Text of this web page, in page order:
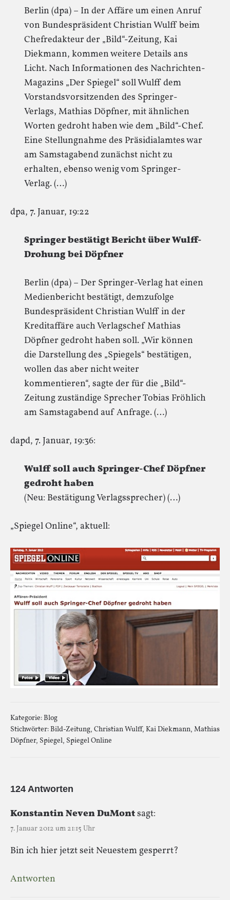
Berlin (dpa) – In der Affäre um einen Anruf
von Bundespräsident Christian Wulff beim
Chefredakteur der „Bild“-Zeitung, Kai
Diekmann, kommen weitere Details ans
Licht. Nach Informationen des Nachrichten-
Magazins „Der Spiegel“ soll Wulff dem
Vorstandsvorsitzenden des Springer-
Verlags, Mathias Döpfner, mit ähnlichen
Worten gedroht haben wie dem „Bild“-Chef.
Eine Stellungnahme des Präsidialamtes war
am Samstagabend zunächst nicht zu
erhalten, ebenso wenig vom Springer-
Verlag. (…)
dpa, 7. Januar, 19:22
Springer bestätigt Bericht über Wulff-
Drohung bei Döpfner
Berlin (dpa) – Der Springer-Verlag hat einen
Medienbericht bestätigt, demzufolge
Bundespräsident Christian Wulff in der
Kreditaffäre auch Verlagschef Mathias
Döpfner gedroht haben soll. „Wir können
die Darstellung des „Spiegels“ bestätigen,
wollen das aber nicht weiter
kommentieren“, sagte der für die „Bild“-
Zeitung zuständige Sprecher Tobias Fröhlich
am Samstagabend auf Anfrage. (…)
dapd, 7. Januar, 19:36:
Wulff soll auch Springer-Chef Döpfner
gedroht haben
(Neu: Bestätigung Verlagssprecher) (…)
„Spiegel Online“, aktuell:
Kategorie:Blog
Stichwörter:Bild-Zeitung, Christian Wulff, Kai Diekmann, Mathias
Döpfner, Spiegel, Spiegel Online
124 Antworten
Konstantin Neven DuMontsagt:
7. Januar 2012 um 21:15 Uhr
Bin ich hier jetzt seit Neuestem gesperrt?
Antworten